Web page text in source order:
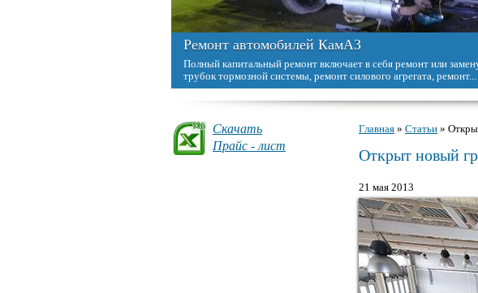
Ремонт двигателей КАМАЗ
Двигатель – это сердце любого автомобиля. Однако в отличие
можно восстановить, сделав капремонт.
Скачать
Прайс - лист
Вы здесь
Главная » Статьи »
Открыт новый
21 мая 2013